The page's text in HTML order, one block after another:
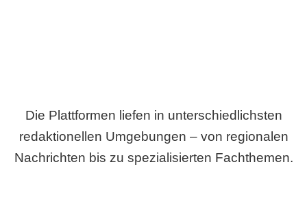
Die Plattformen liefen in unterschiedlichsten
redaktionellen Umgebungen – von regionalen
Nachrichten bis zu spezialisierten Fachthemen.